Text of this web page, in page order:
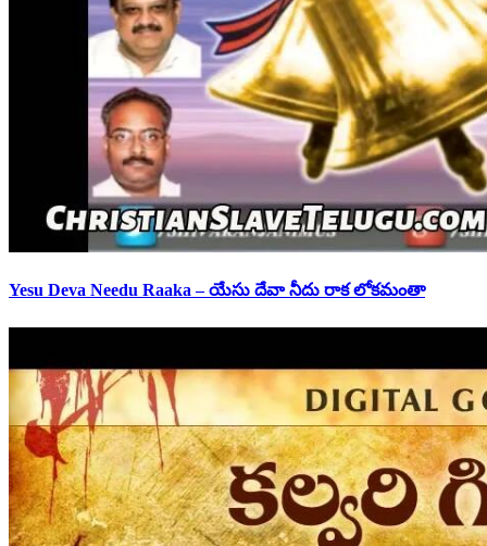
Yesu Deva Needu Raaka – యేసు దేవా నీదు రాక లోకమంతా